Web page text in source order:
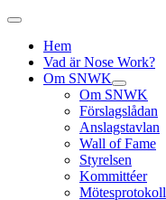
Hem
Vad är Nose Work?
Om SNWK
Om SNWK
Förslagslådan
Anslagstavlan
Wall of Fame
Styrelsen
Kommittéer
Mötesprotokoll